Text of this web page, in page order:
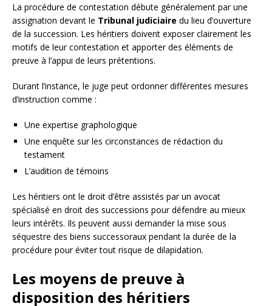
La procédure de contestation débute généralement par une
assignation devant le Tribunal judiciaire du lieu d’ouverture
de la succession. Les héritiers doivent exposer clairement les
motifs de leur contestation et apporter des éléments de
preuve à l’appui de leurs prétentions.
Durant l’instance, le juge peut ordonner différentes mesures
d’instruction comme :
Une expertise graphologique
Une enquête sur les circonstances de rédaction du
testament
L’audition de témoins
Les héritiers ont le droit d’être assistés par un avocat
spécialisé en droit des successions pour défendre au mieux
leurs intérêts. Ils peuvent aussi demander la mise sous
séquestre des biens successoraux pendant la durée de la
procédure pour éviter tout risque de dilapidation.
Les moyens de preuve à
disposition des héritiers